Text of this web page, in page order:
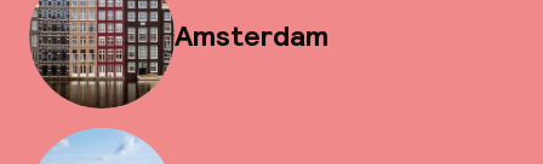
Amsterdam